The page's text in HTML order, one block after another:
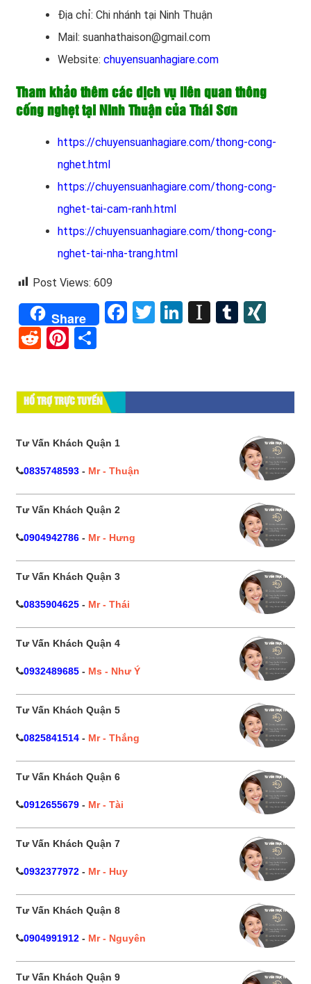
Địa chỉ: Chi nhánh tại Ninh Thuận
Mail: suanhathaison@gmail.com
Website: chuyensuanhagiare.com
Tham khảo thêm các dịch vụ liên quan thông
cống nghẹt tại Ninh Thuận của Thái Sơn
https://chuyensuanhagiare.com/thong-cong-
nghet.html
https://chuyensuanhagiare.com/thong-cong-
nghet-tai-cam-ranh.html
https://chuyensuanhagiare.com/thong-cong-
nghet-tai-nha-trang.html
Post Views: 609
Share Facebook
TwitterLinkedInTumblr
RedditPinterest
HỔ TRỢ TRỰC TUYẾN
Tư Vấn Khách Quận 1
0835748593 - Mr - Thuận
Tư Vấn Khách Quận 2
0904942786 - Mr - Hưng
Tư Vấn Khách Quận 3
0835904625 - Mr - Thái
Tư Vấn Khách Quận 4
0932489685 - Ms - Như Ý
Tư Vấn Khách Quận 5
0825841514 - Mr - Thắng
Tư Vấn Khách Quận 6
0912655679 - Mr - Tài
Tư Vấn Khách Quận 7
0932377972 - Mr - Huy
Tư Vấn Khách Quận 8
0904991912 - Mr - Nguyên
Tư Vấn Khách Quận 9